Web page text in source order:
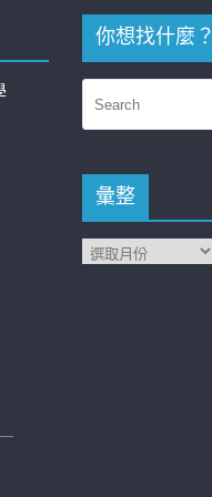
你想找什麼？
彙整